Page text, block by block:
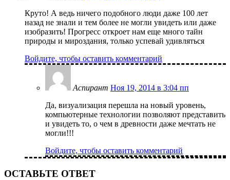
Круто! А ведь ничего подобного люди даже 100 лет
назад не знали и тем более не могли увидеть или даже
изобразить! Прогресс откроет нам еще много тайн
природы и мироздания, только успевай удивляться
Войдите, чтобы оставить комментарий
Аспирант Ноя 19, 2014 в 3:04 пп
Да, визуализация перешла на новый уровень,
компьютерные технологии позволяют представить
и увидеть то, о чем в древности даже мечтать не
могли!!!
Войдите, чтобы оставить комментарий
ОСТАВЬТЕ ОТВЕТ